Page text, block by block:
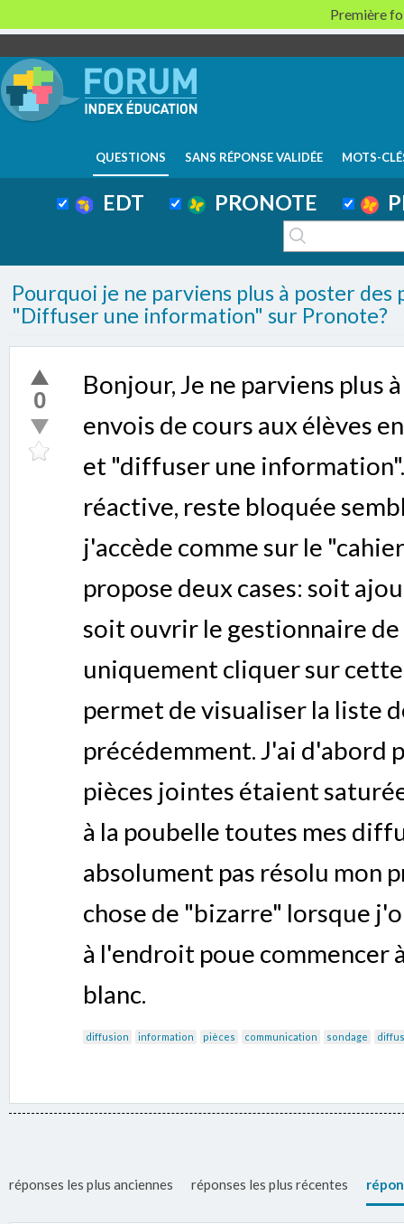
QUESTIONS SANS RÉPONSE VALIDÉE MOTS-
EDT PRONOTE
Pourquoi je ne parviens plus à poster
"Diffuser une information" sur Pronote?
0
Bonjour, Je ne parviens plus
envois de cours aux élèves
et "diffuser une
réactive, reste bloquée
j'accède comme sur le
propose deux cases: soit
soit ouvrir le gestionnaire de
uniquement cliquer sur
permet de visualiser la liste
précédemment. J'ai d'abord
pièces jointes étaient
à la poubelle toutes mes
absolument pas résolu mon
chose de "bizarre" lorsque
à l'endroit poue commencer
blanc.
diffusion information pièces communication sondage
réponses les plus anciennes réponses les plus récentes
Première